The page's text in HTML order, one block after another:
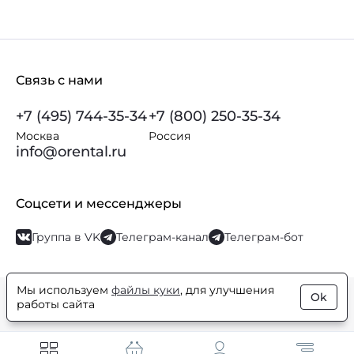
Связь с нами
+7 (495) 744-35-34
Москва
+7 (800) 250-35-34
Россия
info@orental.ru
Соцсети и мессенджеры
Группа в VK Телеграм-канал Телеграм-бот
© Orental.ru 2007–2026Интернет-магазин парфюмерии и
косметики
Мы используем файлы куки, для улучшения
работы сайта
Ok